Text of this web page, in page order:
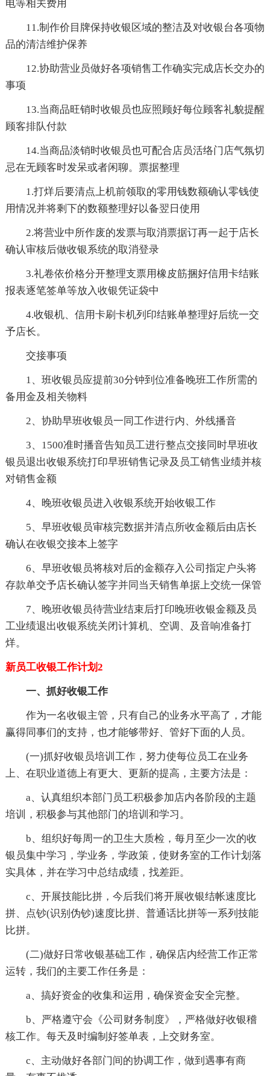
电等相关费用
11.制作价目牌保持收银区域的整洁及对收银台各项物
品的清洁维护保养
12.协助营业员做好各项销售工作确实完成店长交办的
事项
13.当商品旺销时收银员也应照顾好每位顾客礼貌提醒
顾客排队付款
14.当商品淡销时收银员也可配合店员活络门店气氛切
忌在无顾客时发呆或者闲聊。票据整理
1.打烊后要清点上机前领取的零用钱数额确认零钱使
用情况并将剩下的数额整理好以备翌日使用
2.将营业中所作废的发票与取消票据订再一起于店长
确认审核后做收银系统的取消登录
3.礼卷依价格分开整理支票用橡皮筋捆好信用卡结账
报表逐笔签单等放入收银凭证袋中
4.收银机、信用卡刷卡机列印结账单整理好后统一交
予店长。
交接事项
1、班收银员应提前30分钟到位准备晚班工作所需的
备用金及相关物料
2、协助早班收银员一同工作进行内、外线播音
3、1500准时播音告知员工进行整点交接同时早班收
银员退出收银系统打印早班销售记录及员工销售业绩并核
对销售金额
4、晚班收银员进入收银系统开始收银工作
5、早班收银员审核完数据并清点所收金额后由店长
确认在收银交接本上签字
6、早班收银员将核对后的金额存入公司指定户头将
存款单交予店长确认签字并同当天销售单据上交统一保管
7、晚班收银员待营业结束后打印晚班收银金额及员
工业绩退出收银系统关闭计算机、空调、及音响准备打
烊。
新员工收银工作计划2
一、抓好收银工作
作为一名收银主管，只有自己的业务水平高了，才能
赢得同事们的支持，也才能够带好、管好下面的人员。
(一)抓好收银员培训工作，努力使每位员工在业务
上、在职业道德上有更大、更新的提高，主要方法是：
a、认真组织本部门员工积极参加店内各阶段的主题
培训，积极参与其他部门的培训和学习。
b、组织好每周一的卫生大质检，每月至少一次的收
银员集中学习，学业务，学政策，使财务室的工作计划落
实具体，并在学习中总结成绩，找差距。
c、开展技能比拼，今后我们将开展收银结帐速度比
拼、点钞(识别伪钞)速度比拼、普通话比拼等一系列技能
比拼。
(二)做好日常收银基础工作，确保店内经营工作正常
运转，我们的主要工作任务是：
a、搞好资金的收集和运用，确保资金安全完整。
b、严格遵守会《公司财务制度》，严格做好收银稽
核工作。每天及时编制好签单表，上交财务室。
c、主动做好各部门间的协调工作，做到遇事有商